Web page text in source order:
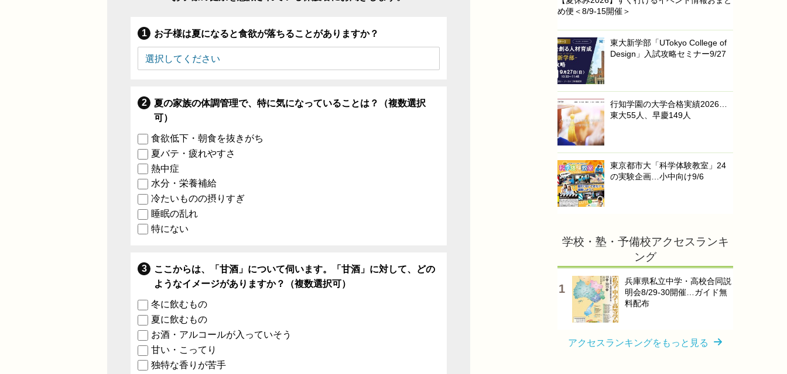
お子様は夏になると食欲が落ちることがありますか？
夏の家族の体調管理で、特に気になっていることは？（複数選択
可）
食欲低下・朝食を抜きがち
夏バテ・疲れやすさ
熱中症
水分・栄養補給
冷たいものの摂りすぎ
睡眠の乱れ
特にない
ここからは、「甘酒」について伺います。「甘酒」に対して、どの
ようなイメージがありますか？（複数選択可）
冬に飲むもの
夏に飲むもの
お酒・アルコールが入っていそう
甘い・こってり
独特な香りが苦手
め便＜8/9-15開催＞
東大新学部「UTokyo College of
Design」入試攻略セミナー9/27
行知学園の大学合格実績2026…
東大55人、早慶149人
東京都市大「科学体験教室」24
の実験企画…小中向け9/6
学校・塾・予備校アクセスランキ
ング
兵庫県私立中学・高校合同説
明会8/29-30開催…ガイド無
料配布
アクセスランキングをもっと見る